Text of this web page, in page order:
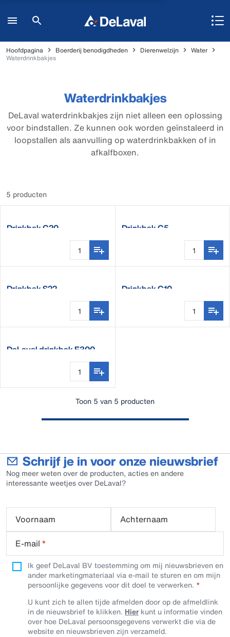
Hoofdpagina Boerderij benodigdheden Dierenwelzijn
Water
Waterdrinkbakjes
Waterdrinkbakjes
DeLaval waterdrinkbakjes zijn niet alleen een oplossing
voor bindstallen. Ze kunnen ook worden geïnstaleerd in
loopstallen als aanvulling op waterdrinkbakken of in
afkalfboxen.
5 producten
Drinkbak C20 Drinkbak C5
Drinkbak S22 Drinkbak C10
DeLaval drinkbak E300
Toon 5 van 5 producten
Schrijf je in voor onze nieuwsbrief
Nog meer weten over de producten, acties en andere
interessante weetjes over DeLaval?
Voornaam
Achternaam
E-mail *
Ik geef DeLaval BV toestemming om mij nieuwsbrieven en
ander marketingmateriaal via e-mail te sturen en om mijn
persoonlijke gegevens voor dit doel te verwerken.
U kunt zich te allen tijde afmelden door op de afmeldlink
in de nieuwsbrief te klikken. Hier kunt u informatie vinden
over hoe DeLaval persoonsgegevens verwerkt die via de
website en nieuwsbrieven zijn verzameld.